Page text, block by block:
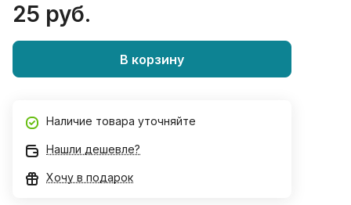
25 руб.
В корзину
Наличие товара уточняйте
Нашли дешевле?
Хочу в подарок